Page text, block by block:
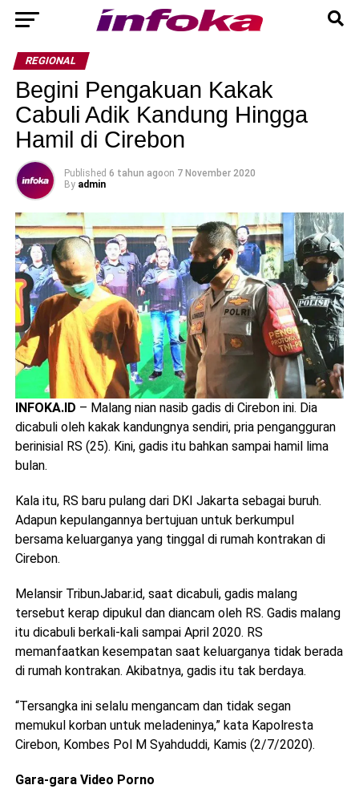
REGIONAL
Begini Pengakuan Kakak
Cabuli Adik Kandung Hingga
Hamil di Cirebon
Published 6 tahun agoon 7 November 2020
By admin
INFOKA.ID – Malang nian nasib gadis di Cirebon ini. Dia
dicabuli oleh kakak kandungnya sendiri, pria pengangguran
berinisial RS (25). Kini, gadis itu bahkan sampai hamil lima
bulan.
Kala itu, RS baru pulang dari DKI Jakarta sebagai buruh.
Adapun kepulangannya bertujuan untuk berkumpul
bersama keluarganya yang tinggal di rumah kontrakan di
Cirebon.
Melansir TribunJabar.id, saat dicabuli, gadis malang
tersebut kerap dipukul dan diancam oleh RS. Gadis malang
itu dicabuli berkali-kali sampai April 2020. RS
memanfaatkan kesempatan saat keluarganya tidak berada
di rumah kontrakan. Akibatnya, gadis itu tak berdaya.
“Tersangka ini selalu mengancam dan tidak segan
memukul korban untuk meladeninya,” kata Kapolresta
Cirebon, Kombes Pol M Syahduddi, Kamis (2/7/2020).
Gara-gara Video Porno